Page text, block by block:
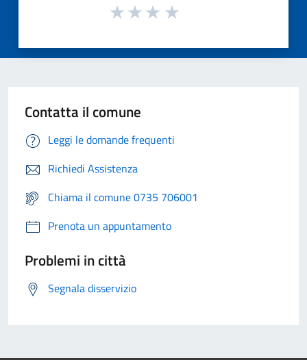
Contatta il comune
Leggi le domande frequenti
Richiedi Assistenza
Chiama il comune 0735 706001
Prenota un appuntamento
Problemi in città
Segnala disservizio